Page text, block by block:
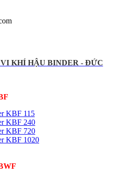
KHÍ HẬU BINDER - ĐỨC
KBF 115
KBF 240
KBF 720
KBF 1020